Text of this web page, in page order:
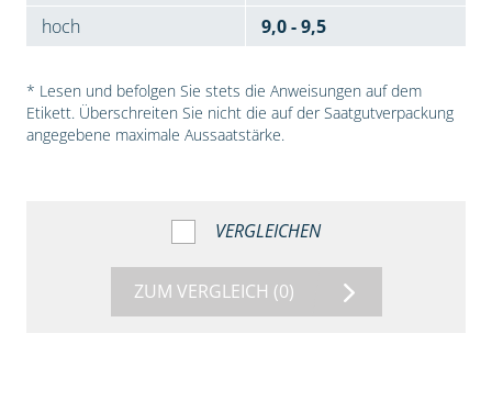
hoch
9,0 - 9,5
* Lesen und befolgen Sie stets die Anweisungen auf dem
Etikett. Überschreiten Sie nicht die auf der Saatgutverpackung
angegebene maximale Aussaatstärke.
VERGLEICHEN
ZUM VERGLEICH (0)